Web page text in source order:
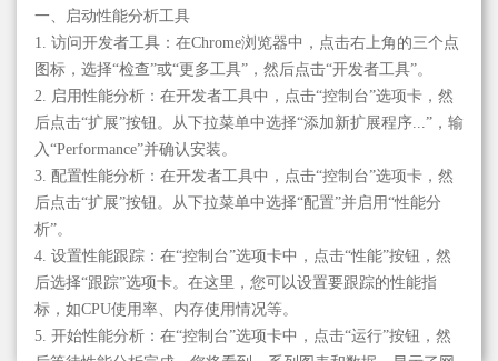
一、启动性能分析工具
1. 访问开发者工具：在Chrome浏览器中，点击右上角的三个点
图标，选择“检查”或“更多工具”，然后点击“开发者工具”。
2. 启用性能分析：在开发者工具中，点击“控制台”选项卡，然
后点击“扩展”按钮。从下拉菜单中选择“添加新扩展程序...”，输
入“Performance”并确认安装。
3. 配置性能分析：在开发者工具中，点击“控制台”选项卡，然
后点击“扩展”按钮。从下拉菜单中选择“配置”并启用“性能分
析”。
4. 设置性能跟踪：在“控制台”选项卡中，点击“性能”按钮，然
后选择“跟踪”选项卡。在这里，您可以设置要跟踪的性能指
标，如CPU使用率、内存使用情况等。
5. 开始性能分析：在“控制台”选项卡中，点击“运行”按钮，然